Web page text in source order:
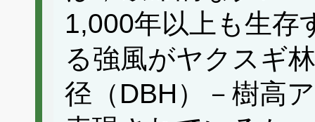
1,000年以上も生存
る強風がヤクスギ
径（DBH）－樹高